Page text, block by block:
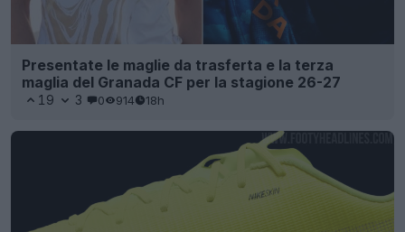
Presentate le maglie da trasferta e la terza
maglia del Granada CF per la stagione 26-27
19 3 0 914 18h